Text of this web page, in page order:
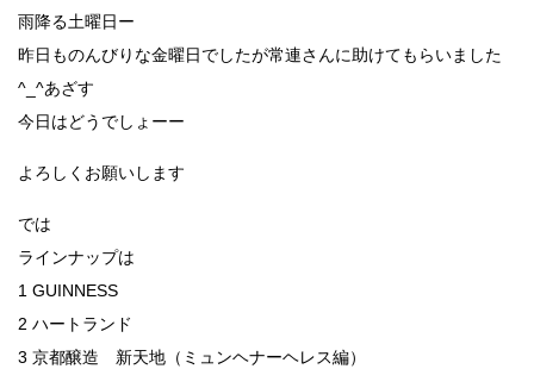
雨降る土曜日ー
昨日ものんびりな金曜日でしたが常連さんに助けてもらいました
^_^あざす
今日はどうでしょーー
よろしくお願いします
では
ラインナップは
1 GUINNESS
2 ハートランド
3 京都醸造 新天地（ミュンヘナーヘレス編）